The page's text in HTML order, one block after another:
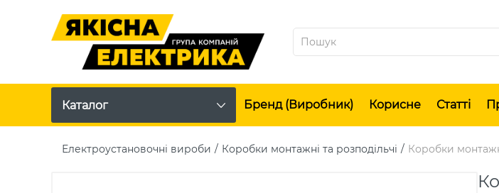
Каталог Бренд (виробник) Корисне Статті
Електроустановочні вироби Коробки монтажні та розподільчі Коробки